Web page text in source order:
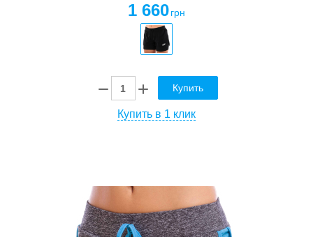
1 660 грн
Купить
Купить в 1 клик